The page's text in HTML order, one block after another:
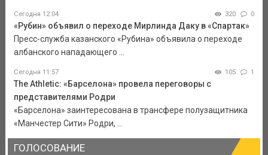
Сегодня 12:04 320 0
«Рубин» объявил о переходе Мирлинда Даку в «Спартак»
Пресс-служба казанского «Рубина» объявила о переходе
албанского нападающего ...
Сегодня 11:57 105 1
The Athletic: «Барселона» провела переговоры с
представителями Родри
«Барселона» заинтересована в трансфере полузащитника
«Манчестер Сити» Родри, ...
ГОЛОСОВАНИЕ